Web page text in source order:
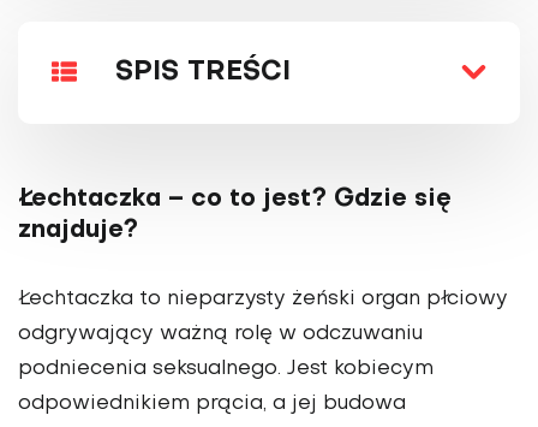
SPIS TREŚCI
Łechtaczka – co to jest? Gdzie się
znajduje?
Łechtaczka to nieparzysty żeński organ płciowy
odgrywający ważną rolę w odczuwaniu
podniecenia seksualnego. Jest kobiecym
odpowiednikiem prącia, a jej budowa